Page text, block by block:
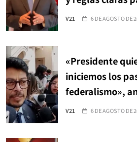
V21 6 DE AGOSTO DE
«Presidente
iniciemos los
federalismo»,
V21 6 DE AGOSTO DE